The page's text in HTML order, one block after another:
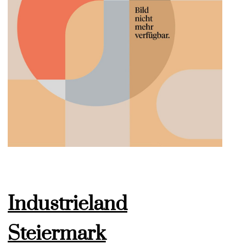
Industrieland
Steiermark